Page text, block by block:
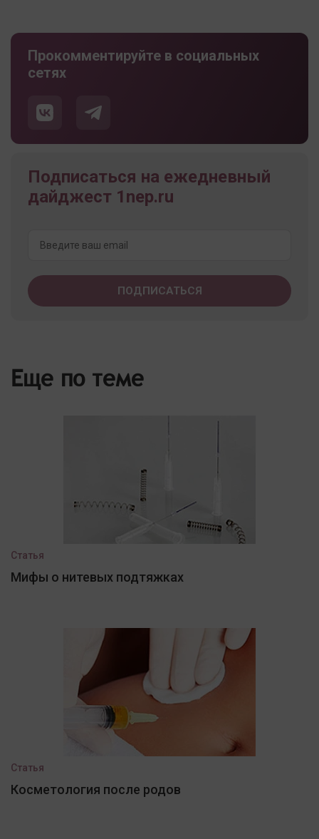
Прокомментируйте в социальных
сетях
Подписаться на ежедневный
дайджест 1nep.ru
Еще по теме
Статья
Мифы о нитевых подтяжках
Статья
Косметология после родов